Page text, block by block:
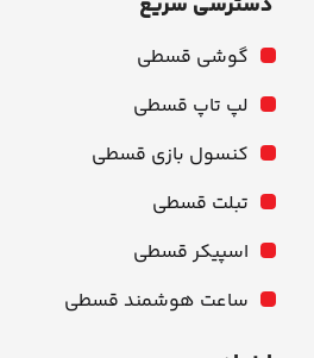
گوشی قسطی
لپ تاپ قسطی
کنسول بازی قسطی
تبلت قسطی
اسپیکر قسطی
ساعت هوشمند قسطی